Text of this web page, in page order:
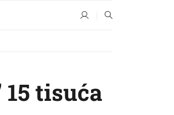
tisuća